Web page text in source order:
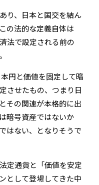
り、日本と国交を結ん
の法的な定義自体は
法で設定される前の
円と価値を固定して暗
させたもの、つまり日
その関連が本格的に出
暗号資産ではないか
はない、となりそうで
定通貨と「価値を安定
として登場してきた中